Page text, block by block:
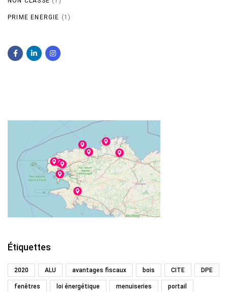
PRIME ENERGIE (1)
Étiquettes
2020 ALU avantages fiscaux bois CITE DPE
fenêtres loi énergétique menuiseries portail